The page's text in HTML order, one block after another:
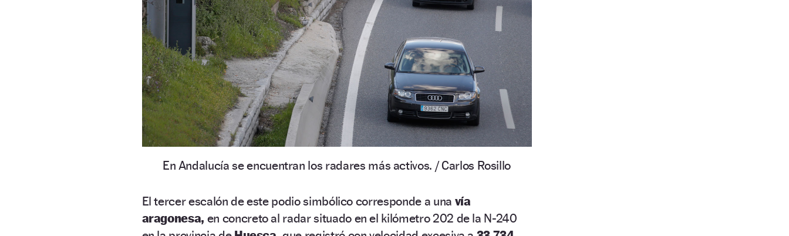
En Andalucía se encuentran los radares más activos. / Carlos Rosillo
El tercer escalón de este podio simbólico corresponde a una vía
aragonesa, en concreto al radar situado en el kilómetro 202 de la N-240